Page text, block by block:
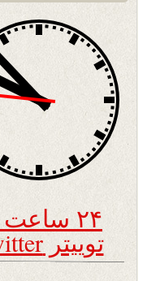
۲۴ ساعت
توییتر Twitter